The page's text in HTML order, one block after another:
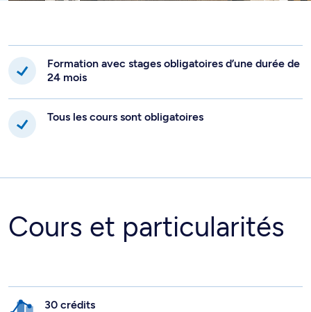
Formation avec stages obligatoires d’une durée de
24 mois
Tous les cours sont obligatoires
Cours et particularités
30 crédits